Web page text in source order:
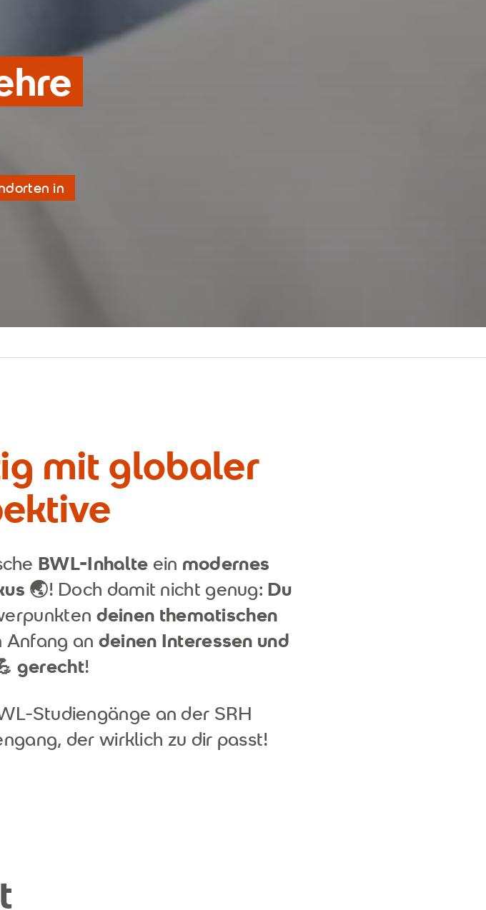
in
mit globaler
BWL-Inhalte ein modernes
🌏! Doch damit nicht genug: Du
deinen thematischen
Anfang an deinen Interessen und
gerecht!
Studiengänge an der SRH
der wirklich zu dir passt!